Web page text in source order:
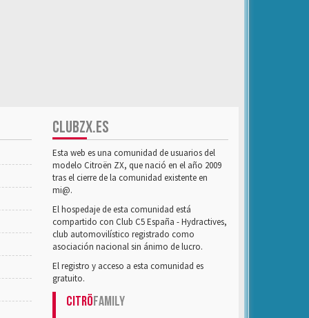
CLUBZX.ES
Esta web es una comunidad de usuarios del
modelo Citroën ZX, que nació en el año 2009
tras el cierre de la comunidad existente en
mi@.
El hospedaje de esta comunidad está
compartido con Club C5 España - Hydractives,
club automovilístico registrado como
asociación nacional sin ánimo de lucro.
El registro y acceso a esta comunidad es
gratuito.
CitröFamily